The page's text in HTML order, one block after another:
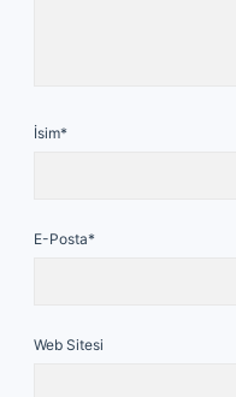
İsim*
E-Posta*
Web Sitesi